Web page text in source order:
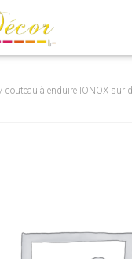
/ couteau à enduire IONOX sur